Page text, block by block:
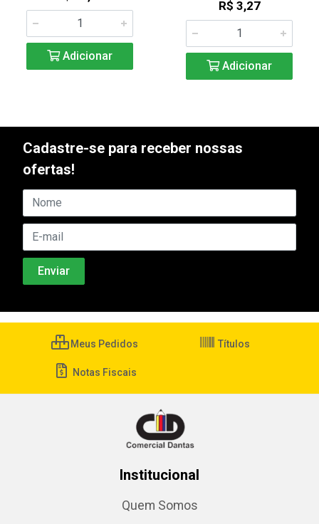
Adicionar
R$ 3,27
Adicionar
Cadastre-se para receber nossas
ofertas!
Meus Pedidos Títulos
Notas Fiscais
Institucional
Quem Somos